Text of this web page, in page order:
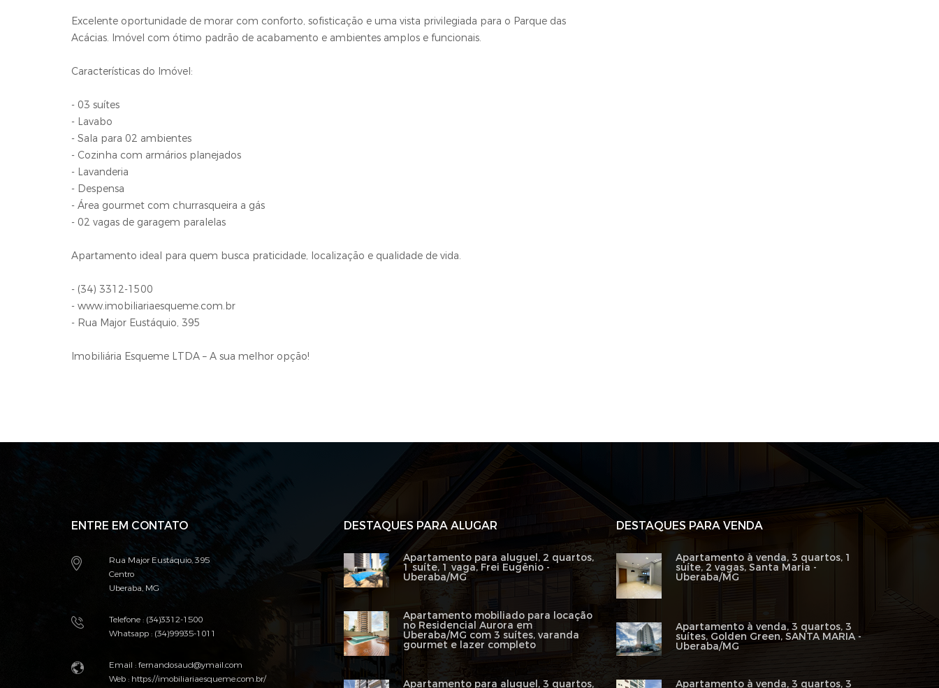
Excelente oportunidade de morar com conforto, sofisticação e uma vista privilegiada para o Parque das
Acácias. Imóvel com ótimo padrão de acabamento e ambientes amplos e funcionais.
Características do Imóvel:
- 03 suítes
- Lavabo
- Sala para 02 ambientes
- Cozinha com armários planejados
- Lavanderia
- Despensa
- Área gourmet com churrasqueira a gás
- 02 vagas de garagem paralelas
Apartamento ideal para quem busca praticidade, localização e qualidade de vida.
- (34) 3312-1500
- www.imobiliariaesqueme.com.br
- Rua Major Eustáquio, 395
Imobiliária Esqueme LTDA – A sua melhor opção!
ENTRE EM CONTATO
Rua Major Eustáquio, 395
Centro
Uberaba, MG
Telefone : (34)3312-1500
Whatsapp : (34)99935-1011
Email :fernandosaud@ymail.com
Web : https://imobiliariaesqueme.com.br/
DESTAQUES PARA ALUGAR
Apartamento para aluguel, 2 quartos,
1 suíte, 1 vaga, Frei Eugênio -
Uberaba/MG
Apartamento mobiliado para locação
no Residencial Aurora em
Uberaba/MG com 3 suítes, varanda
gourmet e lazer completo
Apartamento para aluguel, 3 quartos,
DESTAQUES PARA VENDA
Apartamento à venda, 3 quartos, 1
suíte, 2 vagas, Santa Maria -
Uberaba/MG
Apartamento à venda, 3 quartos, 3
suítes, Golden Green, SANTA MARIA -
Uberaba/MG
Apartamento à venda, 3 quartos, 3